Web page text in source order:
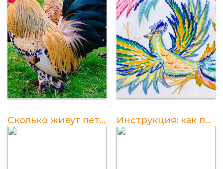
Сколько живут петухи в домашних условиях: удивительные данные Инструкция: как предотвратить агрессивное поведение петуха